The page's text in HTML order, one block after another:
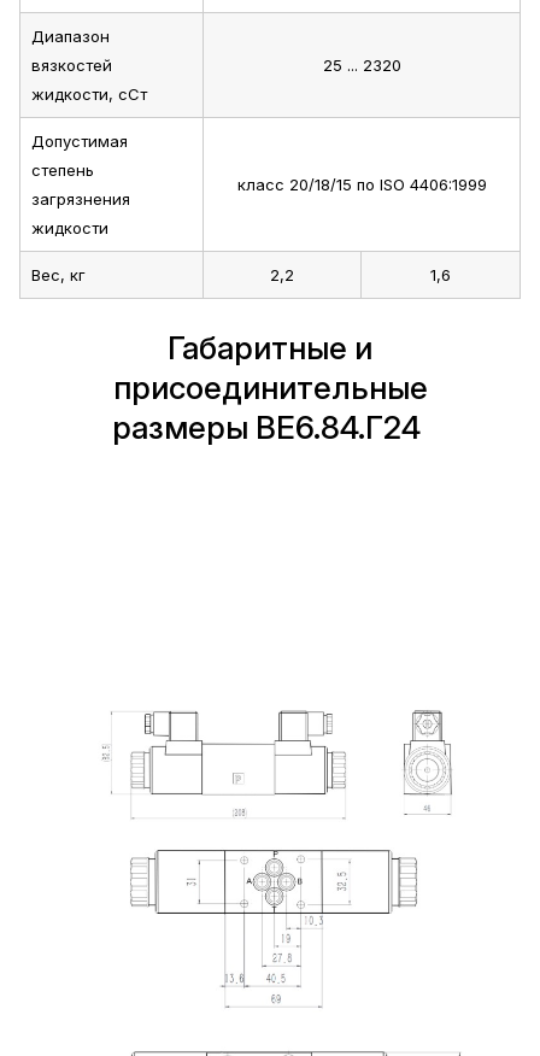
Диапазон
вязкостей
жидкости, сСт
25 ... 2320
Допустимая
степень
загрязнения
жидкости
класс 20/18/15 по ISO 4406:1999
Вес, кг 2,2 1,6
Габаритные и
присоединительные
размеры ВЕ6.84.Г24